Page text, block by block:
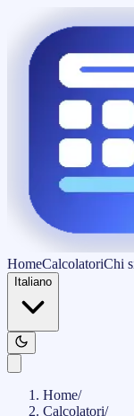
HomeCalcolatoriChi
Italiano
Home/
Calcolatori/